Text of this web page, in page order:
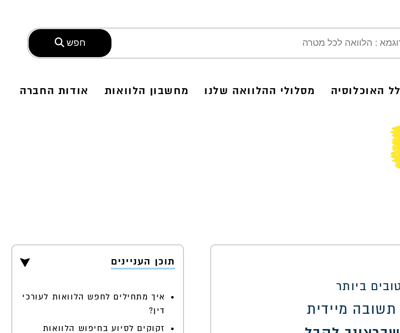
חפש
האוכלוסיה מסלולי ההלוואה שלנו מחשבון הלוואות אודות החברה
ביותר
מיידית
תוכן העניינים
איך מתחילים לחפש הלוואות לעורכי
דין?
זקוקים לסיוע בחיפוש הלוואות